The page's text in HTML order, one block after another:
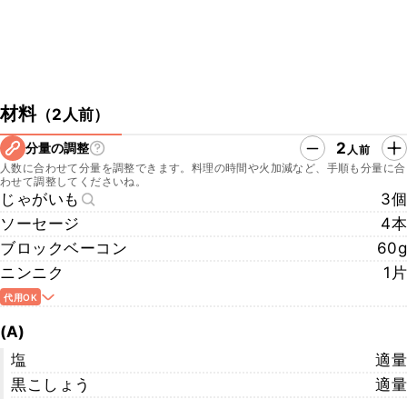
材料（2人前）
分量の調整 2 人前
人数に合わせて分量を調整できます。料理の時間や火加減など、手順も分量に合
わせて調整してくださいね。
じゃがいも
3個
ソーセージ
4本
ブロックベーコン
60g
ニンニク
1片
代用OK
(A)
塩
適量
黒こしょう
適量